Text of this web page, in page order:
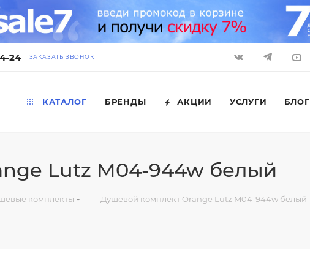
24 ЗАКАЗАТЬ ЗВОНОК
КАТАЛОГ БРЕНДЫ АКЦИИ УСЛУГИ БЛОГ
Lutz M04-944w белый
комплекты — Душевой комплект Orange Lutz M04-944w белый